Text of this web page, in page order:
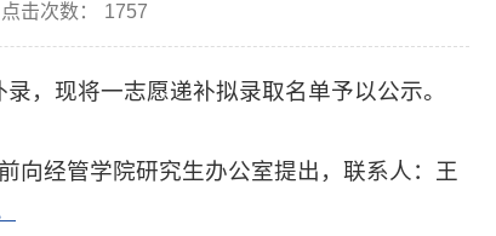
点击次数： 1757
，现将一志愿递补拟录取名单予以公示。
向经管学院研究生办公室提出，联系人：王